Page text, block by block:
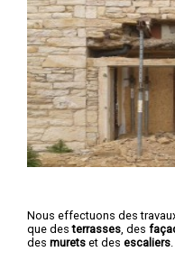
Nous effectuons des
que desterrasses , des
des murets et des escaliers